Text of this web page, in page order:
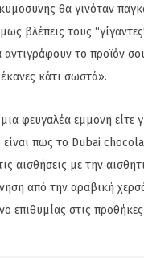
θα γινόταν
βλέπεις τους
αντιγράφουν το προϊόν
κάτι σωστά».
μια φευγαλέα εμμονή είτε
πως το Dubai
αισθήσεις με την
από την αραβική
επιθυμίας στις